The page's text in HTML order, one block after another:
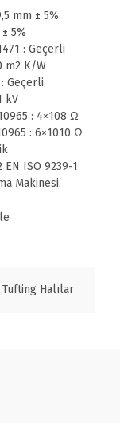
mm ± 5%
5%
: Geçerli
m2 K/W
Geçerli
kV
: 4×108 Ω
: 6×1010 Ω
EN ISO 9239-1
Makinesi.
Tufting Halılar